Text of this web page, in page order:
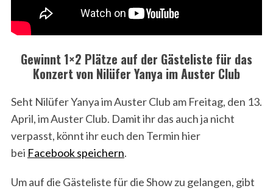
Gewinnt 1×2 Plätze auf der Gästeliste für das
Konzert von Nilüfer Yanya im Auster Club
Seht Nilüfer Yanya im Auster Club am Freitag, den 13.
April, im Auster Club. Damit ihr das auch ja nicht
verpasst, könnt ihr euch den Termin hier
bei Facebook speichern.
Um auf die Gästeliste für die Show zu gelangen, gibt